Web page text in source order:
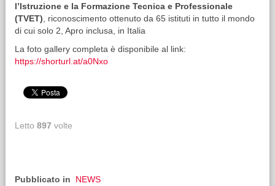
l’Istruzione e la Formazione Tecnica e Professionale
(TVET), riconoscimento ottenuto da 65 istituti in tutto il mondo
di cui solo 2, Apro inclusa, in Italia
La foto gallery completa è disponibile al link:
https://shorturl.at/a0Nxo
Letto 897 volte
Pubblicato in NEWS